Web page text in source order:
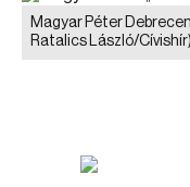
Magyar Péter
Ratalics László/Cívishír)